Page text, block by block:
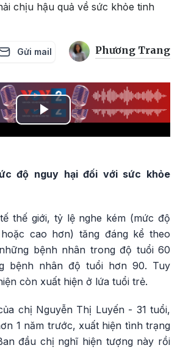
chịu hậu quả về sức khỏe tinh
Gửi mail Phương Trang
Play
độ nguy hại đối với sức khỏe
thế giới, tỷ lệ nghe kém (mức độ
cao hơn) tăng đáng kể theo
bệnh nhân trong độ tuổi 60
bệnh nhân độ tuổi hơn 90. Tuy
còn xuất hiện ở lứa tuổi trẻ.
chị Nguyễn Thị Luyến - 31 tuổi,
1 năm trước, xuất hiện tình trạng
đầu chị nghĩ hiện tượng này rồi